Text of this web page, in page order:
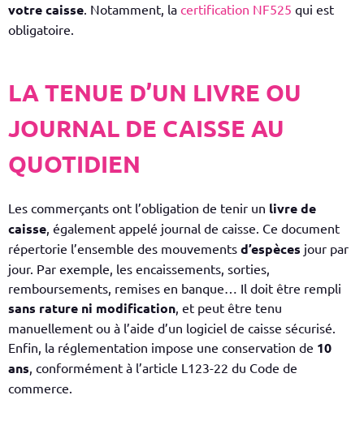
votre caisse. Notamment, la certification NF525 qui est
obligatoire.
LA TENUE D’UN LIVRE OU
JOURNAL DE CAISSE AU
QUOTIDIEN
Les commerçants ont l’obligation de tenir un livre de
caisse, également appelé journal de caisse. Ce document
répertorie l’ensemble des mouvements d’espèces jour par
jour. Par exemple, les encaissements, sorties,
remboursements, remises en banque… Il doit être rempli
sans rature ni modification, et peut être tenu
manuellement ou à l’aide d’un logiciel de caisse sécurisé.
Enfin, la réglementation impose une conservation de 10
ans, conformément à l’article L123-22 du Code de
commerce.